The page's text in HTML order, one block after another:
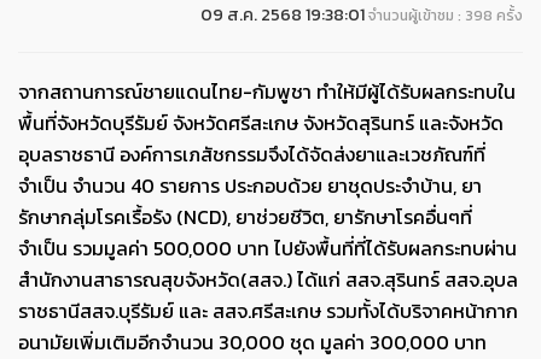
09 ส.ค. 2568 19:38:01จำนวนผู้เข้าชม : 398 ครั้ง
จากสถานการณ์ชายแดนไทย-กัมพูชา ทำให้มีผู้ได้รับผลกระทบใน
พื้นที่จังหวัดบุรีรัมย์ จังหวัดศรีสะเกษ จังหวัดสุรินทร์ และจังหวัด
อุบลราชธานี องค์การเภสัชกรรมจึงได้จัดส่งยาและเวชภัณฑ์ที่
จำเป็น จำนวน 40 รายการ ประกอบด้วย ยาชุดประจำบ้าน, ยา
รักษากลุ่มโรคเรื้อรัง (NCD), ยาช่วยชีวิต, ยารักษาโรคอื่นๆที่
จำเป็น รวมมูลค่า 500,000 บาท ไปยังพื้นที่ที่ได้รับผลกระทบผ่าน
สำนักงานสาธารณสุขจังหวัด(สสจ.) ได้แก่ สสจ.สุรินทร์ สสจ.อุบล
ราชธานีสสจ.บุรีรัมย์ และ สสจ.ศรีสะเกษ รวมทั้งได้บริจาคหน้ากาก
อนามัยเพิ่มเติมอีกจำนวน 30,000 ชุด มูลค่า 300,000 บาท